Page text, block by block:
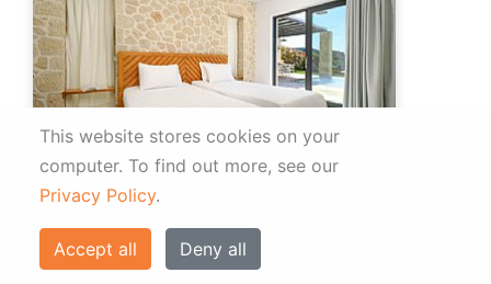
This website stores cookies on your
computer. To find out more, see our
Privacy Policy.
Accept all Deny all